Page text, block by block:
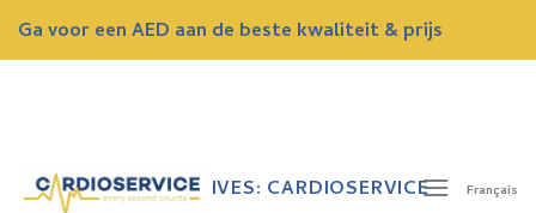
Ga voor een AED aan de beste kwaliteit & prijs
Français
TAG ARCHIVES: CARDIOSERVICE